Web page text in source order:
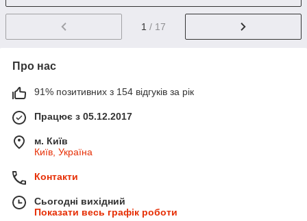
1 / 17
Про нас
91% позитивних з 154 відгуків за рік
Працює з 05.12.2017
м. Київ
Київ, Україна
Контакти
Сьогодні вихідний
Показати весь графік роботи